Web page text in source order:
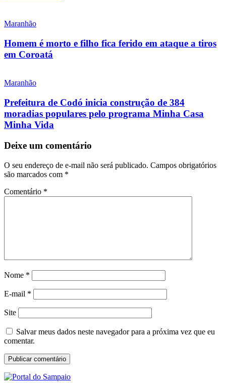
Maranhão
Homem é morto e filho fica ferido em ataque a tiros
em Coroatá
Maranhão
Prefeitura de Codó inicia construção de 384
moradias populares pelo programa Minha Casa
Minha Vida
Deixe um comentário
O seu endereço de e-mail não será publicado. Campos obrigatórios
são marcados com *
Comentário *
Nome *
E-mail *
Site
Salvar meus dados neste navegador para a próxima vez que eu
comentar.